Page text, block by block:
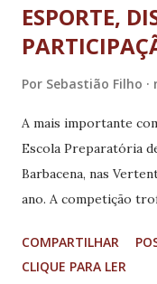
ESPORTE,
Por Sebastião Filho
A mais importante
Escola Preparatória
Barbacena, nas
ano. A competição
comandante da
Peclat do Santos, ex-
COMPARTILHAR
CLIQUE PARA LER